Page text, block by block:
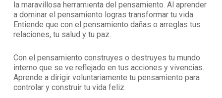
la maravillosa herramienta del pensamiento. Al aprender
a dominar el pensamiento logras transformar tu vida.
Entiende que con el pensamiento dañas o arreglas tus
relaciones, tu salud y tu paz.
Con el pensamiento construyes o destruyes tu mundo
interno que se ve reflejado en tus acciones y vivencias.
Aprende a dirigir voluntariamente tu pensamiento para
controlar y construir tu vida feliz.